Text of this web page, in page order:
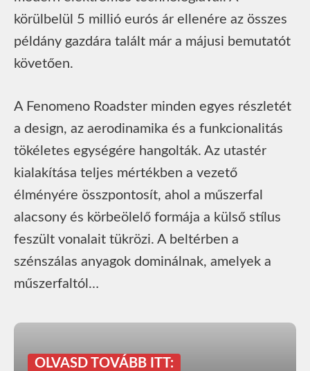
körülbelül 5 millió eurós ár ellenére az összes
példány gazdára talált már a májusi bemutatót
követően.
A Fenomeno Roadster minden egyes részletét
a design, az aerodinamika és a funkcionalitás
tökéletes egységére hangolták. Az utastér
kialakítása teljes mértékben a vezető
élményére összpontosít, ahol a műszerfal
alacsony és körbeölelő formája a külső stílus
feszült vonalait tükrözi. A beltérben a
szénszálas anyagok dominálnak, amelyek a
műszerfaltól…
OLVASD TOVÁBB ITT: